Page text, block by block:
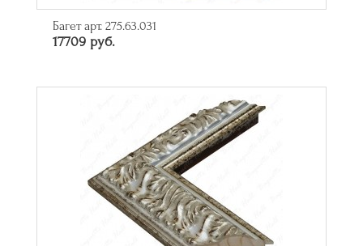
Багет арт. 275.63.031
17709 руб.